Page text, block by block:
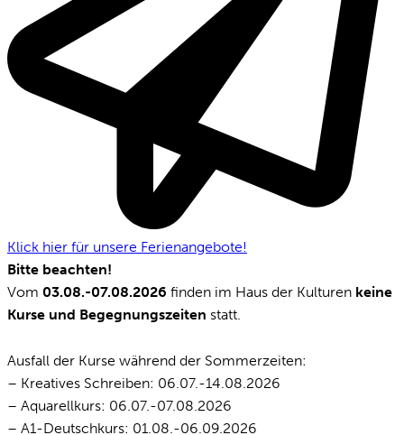
Klick hier für unsere Ferienangebote!
Bitte beachten!
Vom 03.08.-07.08.2026 finden im Haus der Kulturen keine
Kurse und Begegnungszeiten statt.
Ausfall der Kurse während der Sommerzeiten:
– Kreatives Schreiben: 06.07.-14.08.2026
– Aquarellkurs: 06.07.-07.08.2026
– A1-Deutschkurs: 01.08.-06.09.2026